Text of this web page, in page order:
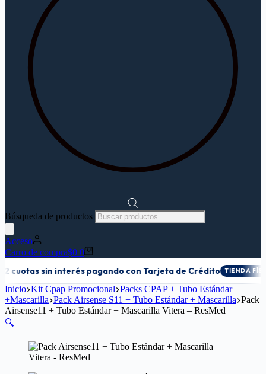
Búsqueda de productos
Acceso
Carro de compra$0 0
sin interés pagando con Tarjeta de Crédito TIENDA FÍSICA
Inicio Kit Cpap Promocional Packs CPAP + Tubo Estándar
+Mascarilla Pack Airsense S11 + Tubo Estándar + Mascarilla Pack
Airsense11 + Tubo Estándar + Mascarilla Vitera – ResMed
🔍